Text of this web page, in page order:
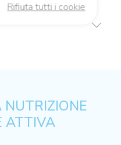
NUTRIZIONE
ATTIVA
Rifiuta tutti i cookie